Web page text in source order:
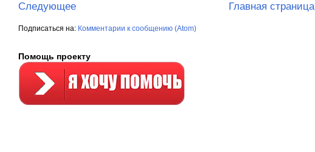
Следующее Главная страница
Подписаться на: Комментарии к сообщению (Atom)
Помощь проекту